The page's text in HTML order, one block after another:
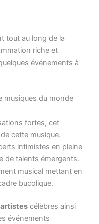
tout au long de la
riche et
événements à
musiques du monde
fortes, cet
cette musique.
intimistes en pleine
de talents émergents.
musical mettant en
bucolique.
artistes célèbres ainsi
événements